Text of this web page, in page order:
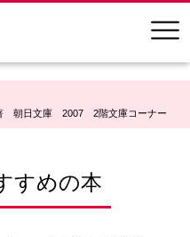
朝日文庫 2007 2階文庫コーナー
すめの本